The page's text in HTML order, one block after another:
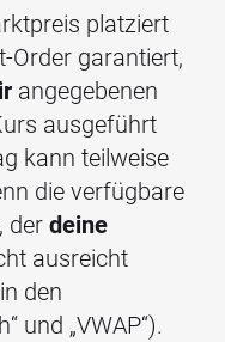
platziert
Order garantiert,
angegebenen
ausgeführt
kann teilweise
die verfügbare
derdeine
ausreicht
den
und „VWAP“).